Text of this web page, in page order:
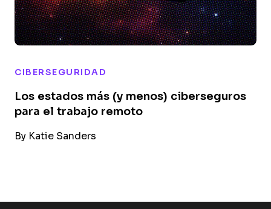
CIBERSEGURIDAD
Los estados más (y menos) ciberseguros
para el trabajo remoto
By Katie Sanders